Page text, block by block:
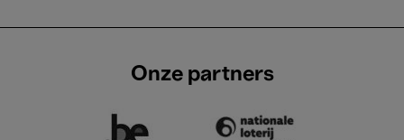
Onze partners